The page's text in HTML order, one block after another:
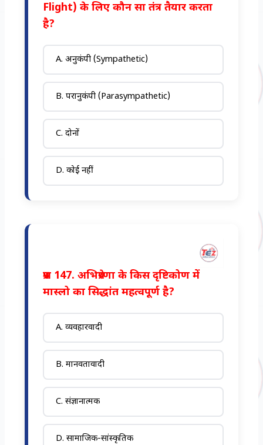
Flight) के लिए कौन सा तंत्र तैयार करता
है?
A. अनुकंपी (Sympathetic)
B. परानुकंपी (Parasympathetic)
C. दोनों
D. कोई नहीं
प्रश्न 147. अभिप्रेरणा के किस दृष्टिकोण में
मास्लो का सिद्धांत महत्वपूर्ण है?
A. व्यवहारवादी
B. मानवतावादी
C. संज्ञानात्मक
D. सामाजिक-सांस्कृतिक